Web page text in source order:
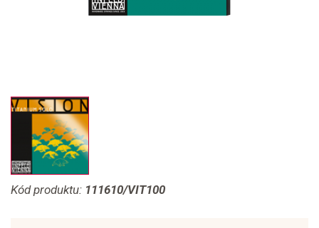
Kód produktu: 111610/VIT100